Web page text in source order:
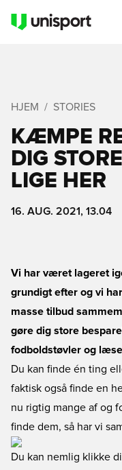
HJEM STORIES
KÆMPE
DIG
LIGE HER
16. AUG. 2021, 13.04
Vi har været lageret
grundigt efter og vi
masse tilbud
gøre dig store
fodboldstøvler og
Du kan finde én ting
faktisk også finde en
nu rigtig mange af og
finde dem, så har vi
Du kan nemlig klikke